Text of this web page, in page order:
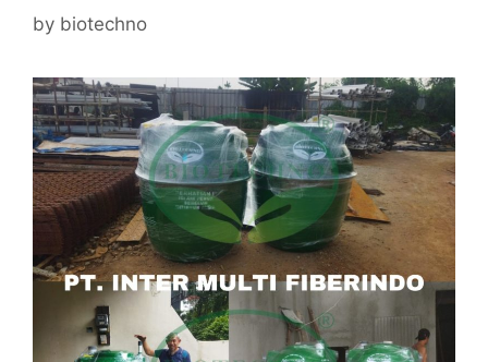
by biotechno